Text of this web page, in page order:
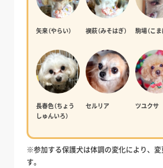
矢来（やらい） 禊萩（みそはぎ） 駒場（こま
長春色（ちょう
しゅんいろ）
セルリア ツユクサ
※参加する保護犬は体調の変化により、
す。